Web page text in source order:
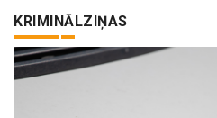
KRIMINĀLZIŅAS